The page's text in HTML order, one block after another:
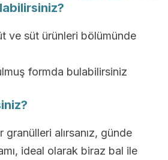
ve süt ürünleri bölümünde
formda bulabilirsiniz
granülleri alırsanız, günde
ideal olarak biraz bal ile